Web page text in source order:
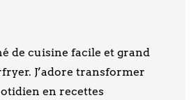
de cuisine facile et grand
J’adore transformer
en recettes